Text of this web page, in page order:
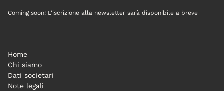
Coming soon! L'iscrizione alla newsletter sarà disponibile a breve
Home
Chi siamo
Dati societari
Note legali